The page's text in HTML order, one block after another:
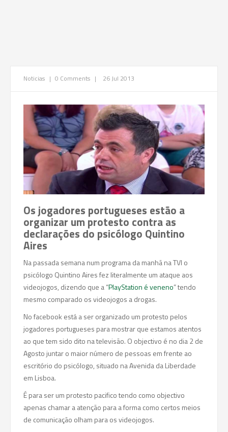
Noticias | 0 Comments | 26 Jul 2013
Os jogadores portugueses estão a
organizar um protesto contra as
declarações do psicólogo Quintino
Aires
Na passada semana num programa da manhã na TVI o
psicólogo Quintino Aires fez literalmente um ataque aos
videojogos, dizendo que a “PlayStation é veneno” tendo
mesmo comparado os videojogos a drogas.
No facebook está a ser organizado um protesto pelos
jogadores portugueses para mostrar que estamos atentos
ao que tem sido dito na televisão. O objectivo é no dia 2 de
Agosto juntar o maior número de pessoas em frente ao
escritório do psicólogo, situado na Avenida da Liberdade
em Lisboa.
É para ser um protesto pacifico tendo como objectivo
apenas chamar a atenção para a forma como certos meios
de comunicação olham para os videojogos.